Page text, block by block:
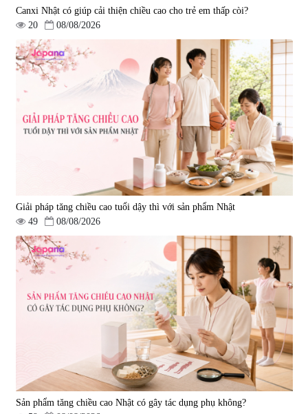
Canxi Nhật có giúp cải thiện chiều cao cho trẻ em thấp còi?
20
08/08/2026
Giải pháp tăng chiều cao tuổi dậy thì với sản phẩm Nhật
49
08/08/2026
Sản phẩm tăng chiều cao Nhật có gây tác dụng phụ không?